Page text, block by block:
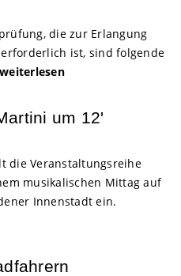
die zur Erlangung
ist, sind folgende
weiterlesen
um 12'
die Veranstaltungsreihe
musikalischen Mittag auf
Innenstadt ein.